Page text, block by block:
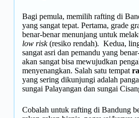
Bagi pemula, memilih rafting di
yang sangat tepat. Pertama, grade
benar-benar menunjang untuk
low risk(resiko rendah). Kedua,
sangat asri dan pemandu yang
akan sangat bisa mewujudkan
menyenangkan. Salah satu tempat
yang sering dikunjungi adalah
sungai Palayangan dan sungai
Cobalah untuk rafting di Bandung